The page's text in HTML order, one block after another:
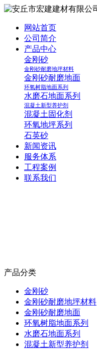
网站首页
公司简介
产品中心
金刚砂
金刚砂耐磨地坪材料
金刚砂耐磨地面
环氧树脂地面系列
水磨石地面系列
混凝土新型养护剂
混凝土固化剂
环氧地坪系列
石英砂
新闻资讯
服务体系
工程案例
联系我们
产品分类
金刚砂
金刚砂耐磨地坪材料
金刚砂耐磨地面
环氧树脂地面系列
水磨石地面系列
混凝土新型养护剂